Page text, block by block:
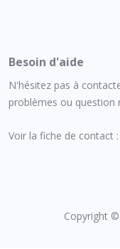
Besoin d'aide
N'hésitez pas à
problèmes ou question
Voir la fiche de contact :
Copyright ©